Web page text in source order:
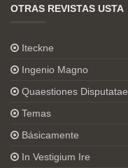
OTRAS REVISTAS USTA
Iteckne
Ingenio Magno
Quaestiones Disputatae
Temas
Básicamente
In Vestigium Ire